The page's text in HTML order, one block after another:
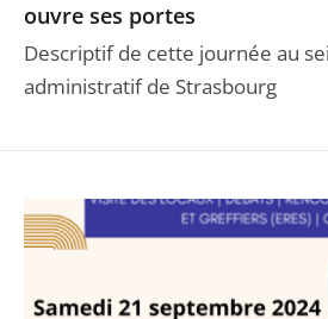
ouvre ses portes
Descriptif de cette journée au
administratif de Strasbourg